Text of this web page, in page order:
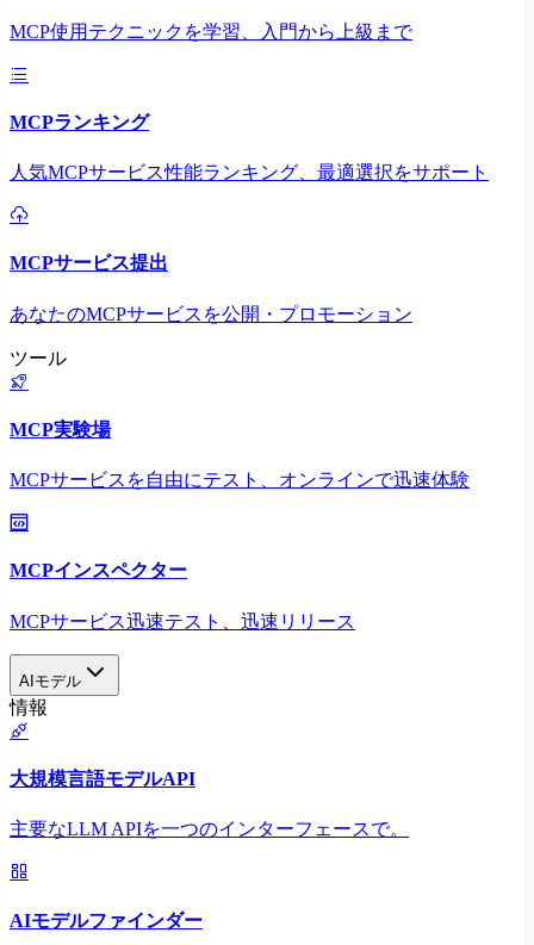
MCP使用テクニックを学習、入門から上級まで
MCPランキング
人気MCPサービス性能ランキング、最適選択をサポート
MCPサービス提出
あなたのMCPサービスを公開・プロモーション
ツール
MCP実験場
MCPサービスを自由にテスト、オンラインで迅速体験
MCPインスペクター
MCPサービス迅速テスト、迅速リリース
AIモデル
情報
大規模言語モデルAPI
主要なLLM APIを一つのインターフェースで。
AIモデルファインダー